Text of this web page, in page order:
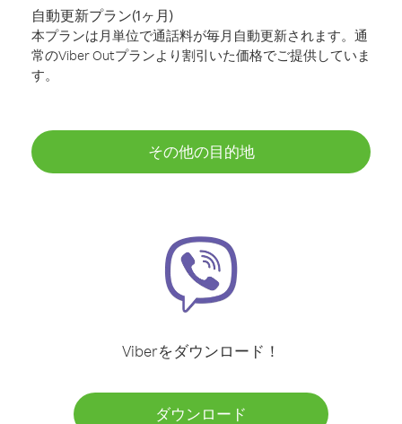
自動更新プラン(1ヶ月)
本プランは月単位で通話料が毎月自動更新されます。通
常のViber Outプランより割引いた価格でご提供していま
す。
その他の目的地
Viberをダウンロード！
ダウンロード